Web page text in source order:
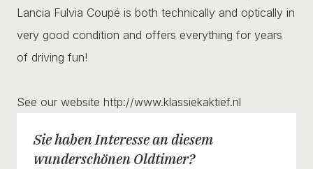
Lancia Fulvia Coupé is both technically and optically in
very good condition and offers everything for years
of driving fun!
See our website http://www.klassiekaktief.nl
Sie haben Interesse an diesem
wunderschönen Oldtimer?